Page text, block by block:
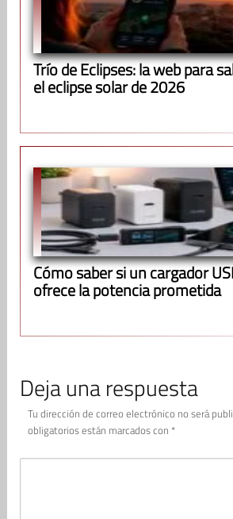
Trío de Eclipses: la web para
el eclipse solar de 2026
Cómo saber si un cargador
ofrece la potencia prometida
Deja una respuesta
Tu dirección de correo electrónico no será
obligatorios están marcados con *